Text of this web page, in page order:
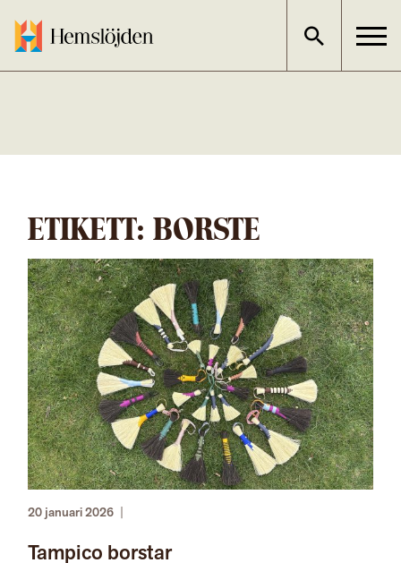
innehållet
ETIKETT: BORSTE
20 januari 2026
Tampico borstar